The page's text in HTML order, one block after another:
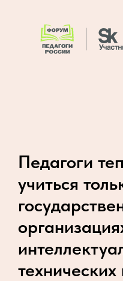
Педагоги
учиться